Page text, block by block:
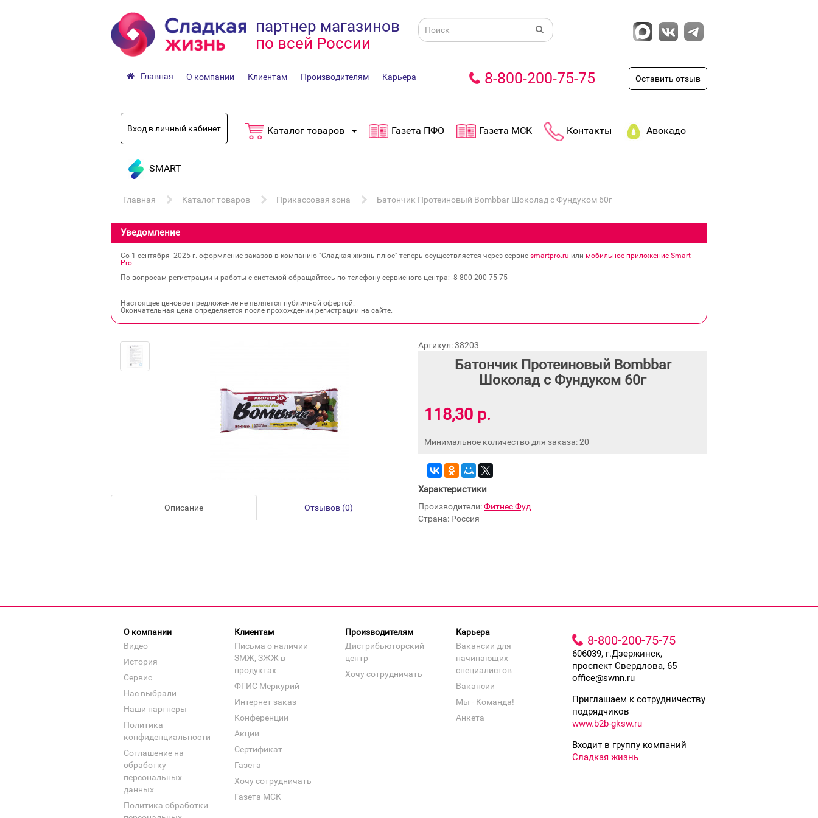
партнер магазинов
по всей России
Главная О компании Клиентам Производителям Карьера 8-800-200-75-75 Оставить отзыв
Вход в личный кабинет Каталог товаров Газета ПФО Газета МСК Контакты Авокадо
SMART
Главная Каталог товаров Прикассовая зона Батончик Протеиновый Bombbar Шоколад с Фундуком 60г
Уведомление
Со 1 сентября 2025 г. оформление заказов в компанию "Сладкая жизнь плюс" теперь осуществляется через сервис smartpro.ru или мобильное приложение Smart
Pro.
По вопросам регистрации и работы с системой обращайтесь по телефону сервисного центра: 8 800 200‐75‐75
Настоящее ценовое предложение не является публичной офертой.
Окончательная цена определяется после прохождении регистрации на сайте.
Описание Отзывов (0)
Артикул: 38203
Батончик Протеиновый Bombbar
Шоколад с Фундуком 60г
118,30 р.
Минимальное количество для заказа: 20
Характеристики
Производители:Фитнес Фуд
Страна: Россия
О компании
Видео
История
Сервис
Нас выбрали
Наши партнеры
Политика
конфиденциальности
Соглашение на
обработку
персональных
данных
Политика обработки
Клиентам
Письма о наличии
ЗМЖ, ЗЖЖ в
продуктах
ФГИС Меркурий
Интернет заказ
Конференции
Акции
Сертификат
Газета
Хочу сотрудничать
Газета МСК
Производителям
Дистрибьюторский
центр
Хочу сотрудничать
Карьера
Вакансии для
начинающих
специалистов
Вакансии
Мы - Команда!
Анкета
8-800-200-75-75
606039, г.Дзержинск,
проспект Свердлова, 65
office@swnn.ru
Приглашаем к сотрудничеству
подрядчиков
www.b2b-gksw.ru
Входит в группу компаний
Сладкая жизнь